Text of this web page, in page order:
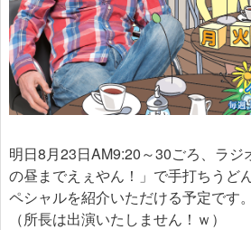
明日8月23日AM9:20～30ごろ、ラ
の昼までえぇやん！」で手打ちうど
ペシャルを紹介いただける予定です。
（所長は出演いたしません！ｗ）